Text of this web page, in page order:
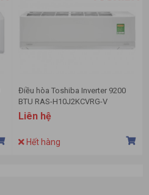
Điều hòa Toshiba Inverter 9200
BTU RAS-H10J2KCVRG-V
Liên hệ
Hết hàng